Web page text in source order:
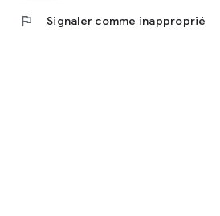
flag Signaler comme inapproprié